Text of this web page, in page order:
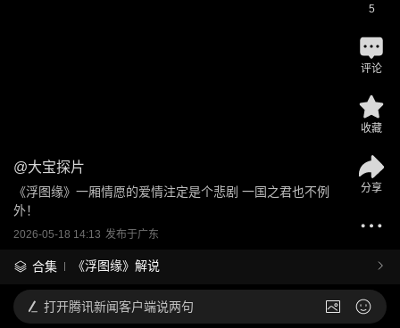
@大宝探片
《浮图缘》一厢情愿的爱情注定是个悲剧 一国之君也不例
外！
2026-05-18 14:13 发布于广东
合集 《浮图缘》解说
5
评论
收藏
分享
打开腾讯新闻客户端说两句